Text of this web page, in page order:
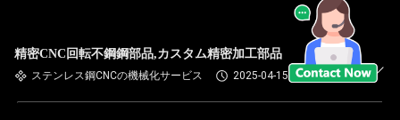
精密CNC回転不鋼鋼部品,カスタム精密加工部品
ステンレス鋼CNCの機械化サービス 2025-04-15